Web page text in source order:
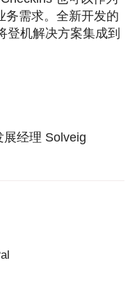
务需求。全新开发的
登机解决方案集成到
经理 Solveig